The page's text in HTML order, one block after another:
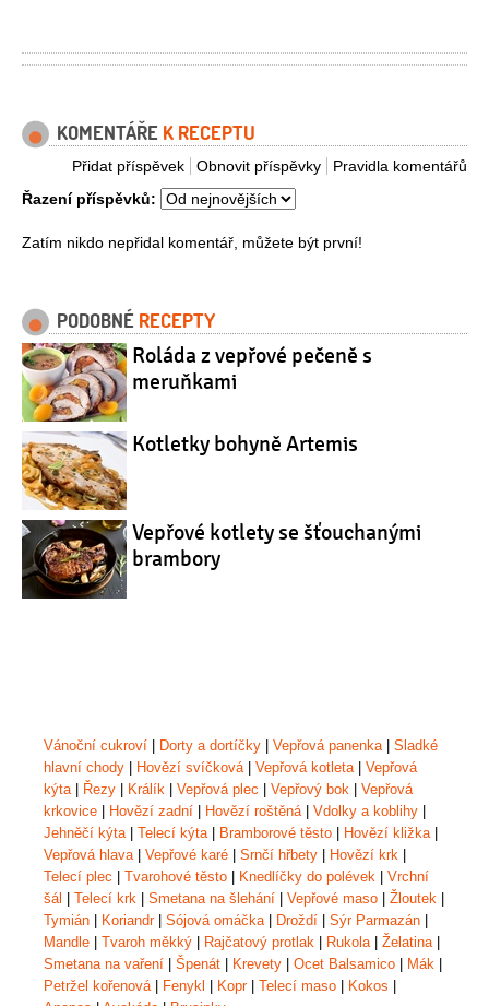
KOMENTÁŘE K RECEPTU
Pravidla komentářů
Obnovit příspěvky
Přidat příspěvek
Řazení příspěvků:
Zatím nikdo nepřidal komentář, můžete být první!
PODOBNÉ RECEPTY
Roláda z vepřové pečeně s
meruňkami
Kotletky bohyně Artemis
Vepřové kotlety se šťouchanými
brambory
Vánoční cukroví Dorty a dortíčky Vepřová panenka| Sladké
hlavní chody
Hovězí svíčková| Vepřová kotleta| Vepřová
kýta| Řezy Králík Vepřová plec Vepřový bok
Vepřová
krkovice
Hovězí zadní Hovězí roštěná| Vdolky a koblihy
Jehněčí kýta| Telecí kýta| Bramborové těsto Hovězí kližka|
Vepřová hlava| Vepřové karé Srnčí hřbety Hovězí krk
Telecí plec
Tvarohové těsto Knedlíčky do polévek
Vrchní
šál
Telecí krk Smetana na šlehání Vepřové maso Žloutek
Tymián
Koriandr| Sójová omáčka| Droždí Sýr Parmazán
Mandle
Tvaroh měkký Rajčatový protlak Rukola| Želatina|
Smetana na vaření
Špenát Krevety Ocet Balsamico Mák
Petržel kořenová| Fenykl Kopr| Telecí maso Kokos